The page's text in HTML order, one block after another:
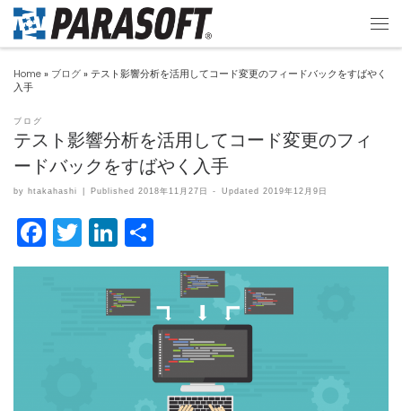
Home » ブログ » テスト影響分析を活用してコード変更のフィードバックをすばやく
入手
ブログ
テスト影響分析を活用してコード変更のフィ
ードバックをすばやく入手
by htakahashi Published 2018年11月27日 - Updated2019年12月9日
F
a
T
w
itt
er
Li
n
k
e
有